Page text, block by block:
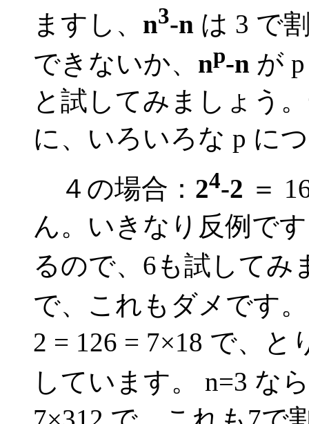
ますし、 n3-n は 3 で
できないか、 np-n が
と試してみましょう
に、いろいろな p に
４の場合： 24-2 ＝
ん。いきなり反例で
るので、6も試してみ
で、これもダメです
2 = 126 = 7×18 で、と
しています。 n=3 な